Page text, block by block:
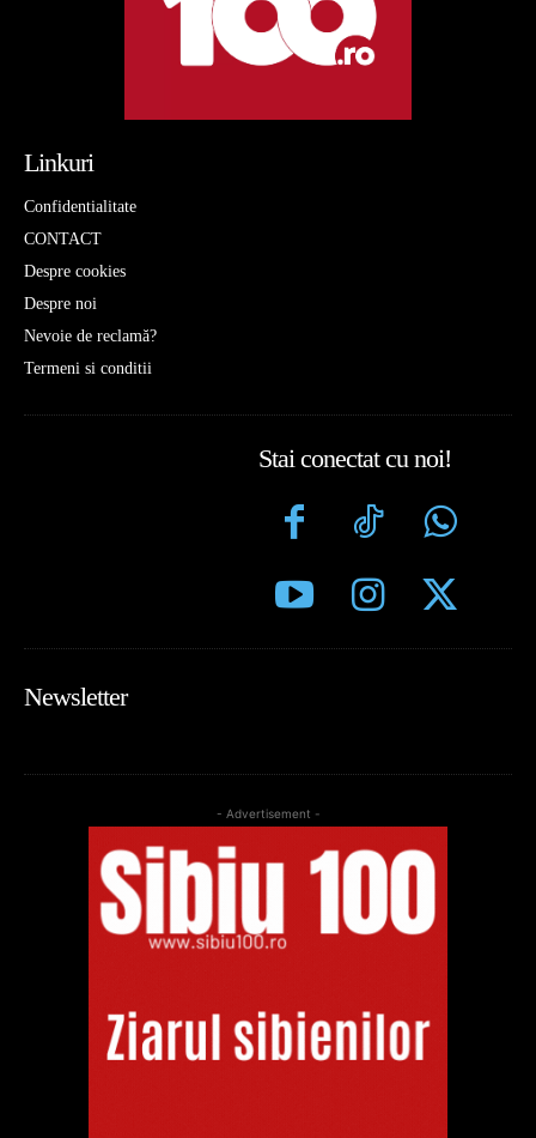
Linkuri
Confidentialitate
CONTACT
Despre cookies
Despre noi
Nevoie de reclamă?
Termeni si conditii
Stai conectat cu noi!
Newsletter
- Advertisement -